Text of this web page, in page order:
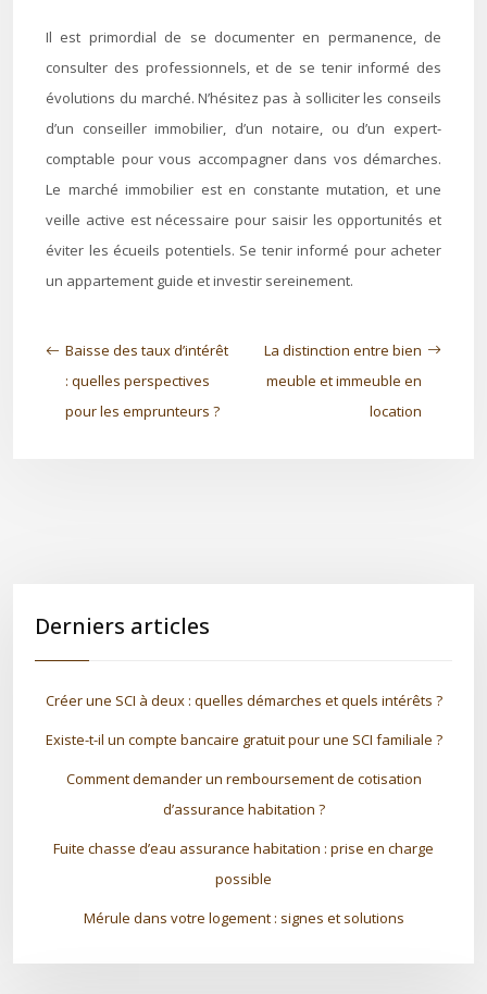
Il est primordial de se documenter en permanence, de
consulter des professionnels, et de se tenir informé des
évolutions du marché. N’hésitez pas à solliciter les conseils
d’un conseiller immobilier, d’un notaire, ou d’un expert-
comptable pour vous accompagner dans vos démarches.
Le marché immobilier est en constante mutation, et une
veille active est nécessaire pour saisir les opportunités et
éviter les écueils potentiels. Se tenir informé pour acheter
un appartement guide et investir sereinement.
Baisse des taux d’intérêt
: quelles perspectives
pour les emprunteurs ?
La distinction entre bien
meuble et immeuble en
location
Derniers articles
Créer une SCI à deux : quelles démarches et quels intérêts ?
Existe-t-il un compte bancaire gratuit pour une SCI familiale ?
Comment demander un remboursement de cotisation
d’assurance habitation ?
Fuite chasse d’eau assurance habitation : prise en charge
possible
Mérule dans votre logement : signes et solutions